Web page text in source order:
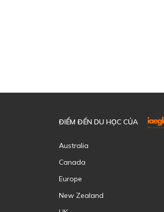
ĐIỂM ĐẾN DU HỌC CỦA
Australia
Canada
Europe
New Zealand